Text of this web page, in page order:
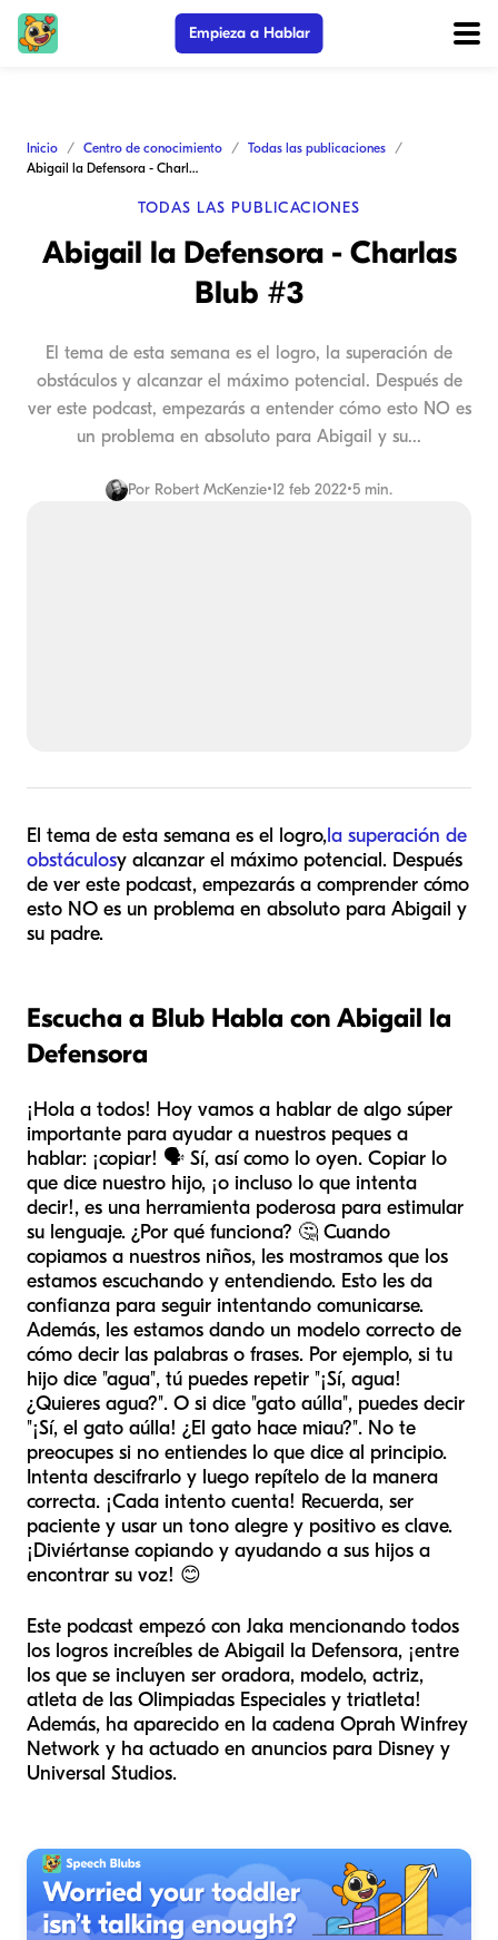
Empieza a Hablar
Inicio Centro de conocimiento
Todas las publicaciones
Abigail la Defensora - Charlas Blub #3
TODAS LAS PUBLICACIONES
Abigail la Defensora - Charlas
Blub #3
El tema de esta semana es el logro, la superación de
obstáculos y alcanzar el máximo potencial. Después de
ver este podcast, empezarás a entender cómo esto NO es
un problema en absoluto para Abigail y su...
Por Robert McKenzie•12 feb 2022•5 min.
El tema de esta semana es el logro,la superación de
obstáculosy alcanzar el máximo potencial. Después
de ver este podcast, empezarás a comprender cómo
esto NO es un problema en absoluto para Abigail y
su padre.
Escucha a Blub Habla con Abigail la
Defensora
¡Hola a todos! Hoy vamos a hablar de algo súper
importante para ayudar a nuestros peques a
hablar: ¡copiar! 🗣️ Sí, así como lo oyen. Copiar lo
que dice nuestro hijo, ¡o incluso lo que intenta
decir!, es una herramienta poderosa para estimular
su lenguaje. ¿Por qué funciona? 🤔 Cuando
copiamos a nuestros niños, les mostramos que los
estamos escuchando y entendiendo. Esto les da
confianza para seguir intentando comunicarse.
Además, les estamos dando un modelo correcto de
cómo decir las palabras o frases. Por ejemplo, si tu
hijo dice "agua", tú puedes repetir "¡Sí, agua!
¿Quieres agua?". O si dice "gato aúlla", puedes decir
"¡Sí, el gato aúlla! ¿El gato hace miau?". No te
preocupes si no entiendes lo que dice al principio.
Intenta descifrarlo y luego repítelo de la manera
correcta. ¡Cada intento cuenta! Recuerda, ser
paciente y usar un tono alegre y positivo es clave.
¡Diviértanse copiando y ayudando a sus hijos a
encontrar su voz! 😊
Este podcast empezó con Jaka mencionando todos
los logros increíbles de Abigail la Defensora, ¡entre
los que se incluyen ser oradora, modelo, actriz,
atleta de las Olimpiadas Especiales y triatleta!
Además, ha aparecido en la cadena Oprah Winfrey
Network y ha actuado en anuncios para Disney y
Universal Studios.